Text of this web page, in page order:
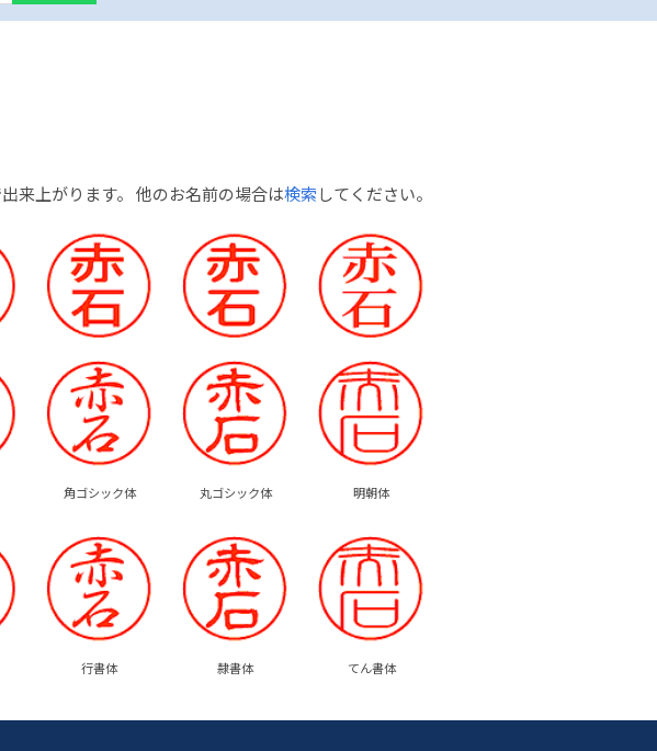
来上がります。 他のお名前の場合は検索してください。
角ゴシック体 丸ゴシック体 明朝体
行書体 隷書体 てん書体